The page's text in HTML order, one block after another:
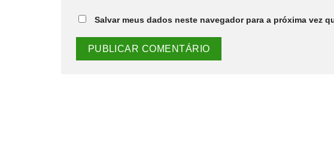
Salvar meus dados neste navegador para a próxima vez